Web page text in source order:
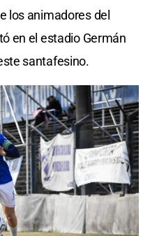
los animadores del
en el estadio Germán
santafesino.